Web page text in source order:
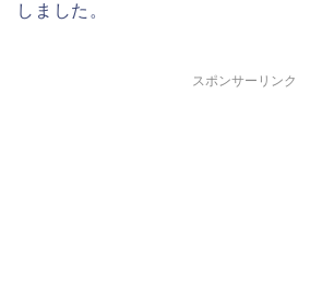
しました。
スポンサーリンク